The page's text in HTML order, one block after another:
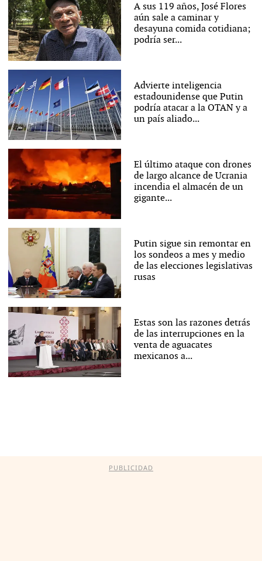
A sus 119 años, José Flores
aún sale a caminar y
desayuna comida cotidiana;
podría ser...
Advierte inteligencia
estadounidense que Putin
podría atacar a la OTAN y a
un país aliado...
El último ataque con drones
de largo alcance de Ucrania
incendia el almacén de un
gigante...
Putin sigue sin remontar en
los sondeos a mes y medio
de las elecciones legislativas
rusas
Estas son las razones detrás
de las interrupciones en la
venta de aguacates
mexicanos a...
PUBLICIDAD